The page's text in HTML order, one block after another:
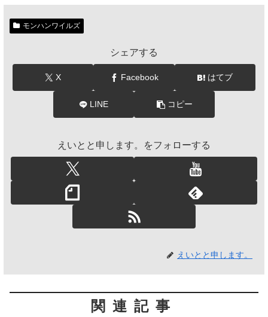
モンハンワイルズ
シェアする
X Facebook はてブ
LINE コピー
えいとと申します。をフォローする
えいとと申します。
関連記事